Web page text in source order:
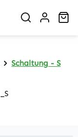
Schaltung - S